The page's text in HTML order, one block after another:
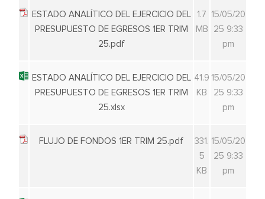
ESTADO ANALÍTICO DEL EJERCICIO DEL
PRESUPUESTO DE EGRESOS 1ER TRIM
25.pdf
1.7
MB
15/05/20
25 9:33
pm
ESTADO ANALÍTICO DEL EJERCICIO DEL
PRESUPUESTO DE EGRESOS 1ER TRIM
25.xlsx
41.9
KB
15/05/20
25 9:33
pm
FLUJO DE FONDOS 1ER TRIM 25.pdf
331.
5
KB
15/05/20
25 9:33
pm